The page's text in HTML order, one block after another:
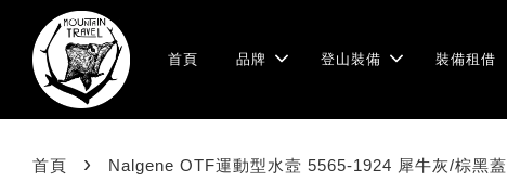
首頁 品牌 登山裝備 裝備租借
首頁 › Nalgene OTF運動型水壼 5565-1924 犀牛灰/棕黑蓋